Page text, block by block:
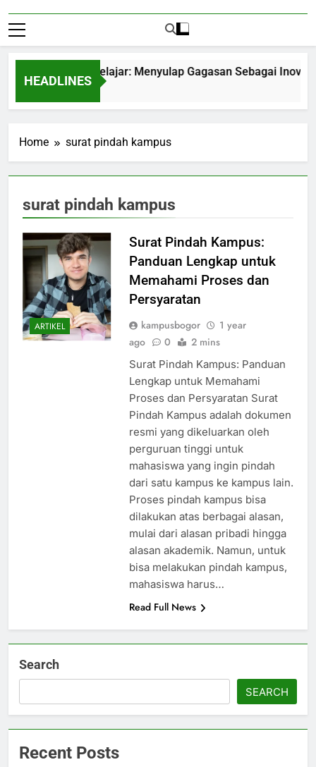
HEADLINES
Pelajar: Menyulap Gagasan Sebagai Inovasi
Ago
Home surat pindah kampus
surat pindah kampus
ARTIKEL
Surat Pindah Kampus:
Panduan Lengkap untuk
Memahami Proses dan
Persyaratan
kampusbogor
1 year
ago
0 2 mins
Surat Pindah Kampus: Panduan
Lengkap untuk Memahami
Proses dan Persyaratan Surat
Pindah Kampus adalah dokumen
resmi yang dikeluarkan oleh
perguruan tinggi untuk
mahasiswa yang ingin pindah
dari satu kampus ke kampus lain.
Proses pindah kampus bisa
dilakukan atas berbagai alasan,
mulai dari alasan pribadi hingga
alasan akademik. Namun, untuk
bisa melakukan pindah kampus,
mahasiswa harus…
Read Full News
Search
SEARCH
Recent Posts